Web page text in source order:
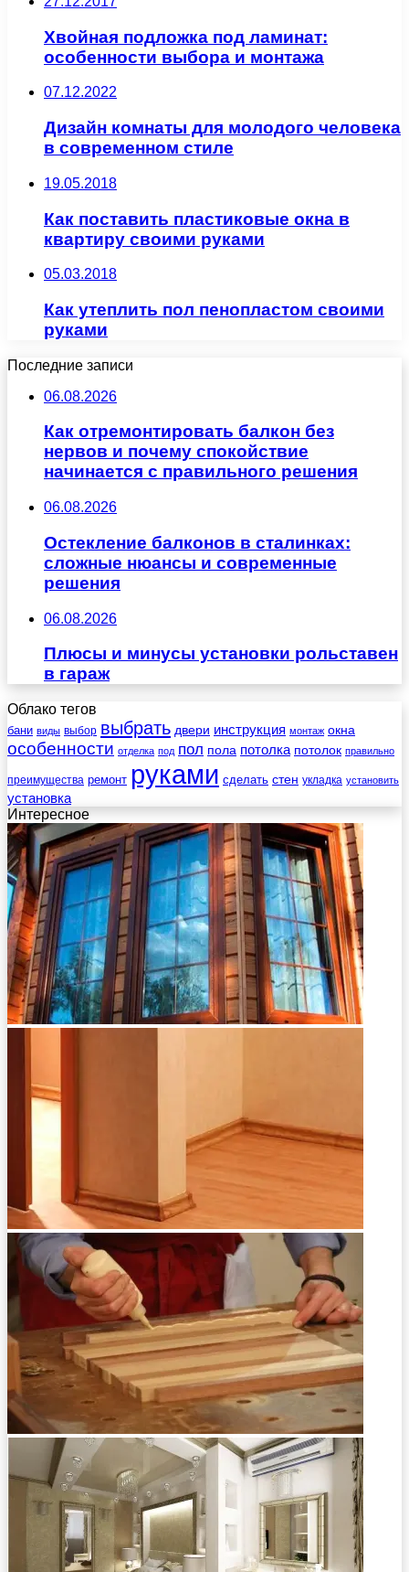
Хвойная подложка под ламинат:
особенности выбора и монтажа
07.12.2022
Дизайн комнаты для молодого человека
в современном стиле
19.05.2018
Как поставить пластиковые окна в
квартиру своими руками
05.03.2018
Как утеплить пол пенопластом своими
руками
Последние записи
06.08.2026
Как отремонтировать балкон без
нервов и почему спокойствие
начинается с правильного решения
06.08.2026
Остекление балконов в сталинках:
сложные нюансы и современные
решения
06.08.2026
Плюсы и минусы установки рольставен
в гараж
Облако тегов
бани виды выбор выбрать двери инструкция монтаж окна
особенности отделка под пол пола потолка потолок правильно
преимущества ремонт руками сделать стен укладка установить
установка
Интересное